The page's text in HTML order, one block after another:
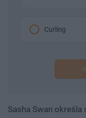
Curling
Sasha Swan